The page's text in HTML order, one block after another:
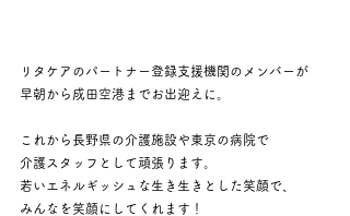
リタケアのパートナー登録支援機関のメンバーが
早朝から成田空港までお出迎えに。
これから長野県の介護施設や東京の病院で
介護スタッフとして頑張ります。
若いエネルギッシュな生き生きとした笑顔で、
みんなを笑顔にしてくれます！